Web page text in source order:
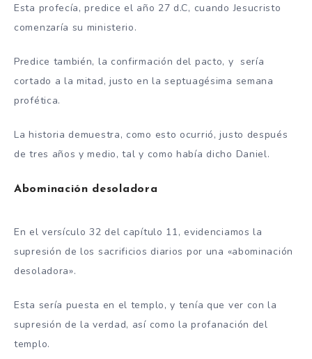
Esta profecía, predice el año 27 d.C, cuando Jesucristo
comenzaría su ministerio.
Predice también, la confirmación del pacto, y sería
cortado a la mitad, justo en la septuagésima semana
profética.
La historia demuestra, como esto ocurrió, justo después
de tres años y medio, tal y como había dicho Daniel.
Abominación desoladora
En el versículo 32 del capítulo 11, evidenciamos la
supresión de los sacrificios diarios por una «abominación
desoladora».
Esta sería puesta en el templo, y tenía que ver con la
supresión de la verdad, así como la profanación del
templo.